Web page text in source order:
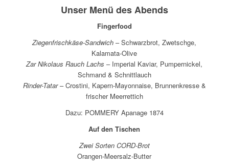
Unser Menü des Abends
Fingerfood
Ziegenfrischkäse-Sandwich – Schwarzbrot, Zwetschge,
Kalamata-Olive
Zar Nikolaus Rauch Lachs – Imperial Kaviar, Pumpernickel,
Schmand & Schnittlauch
Rinder-Tatar– Crostini, Kapern-Mayonnaise, Brunnenkresse &
frischer Meerrettich
Dazu: POMMERY Apanage 1874
Auf den Tischen
Zwei Sorten CORD-Brot
Orangen-Meersalz-Butter